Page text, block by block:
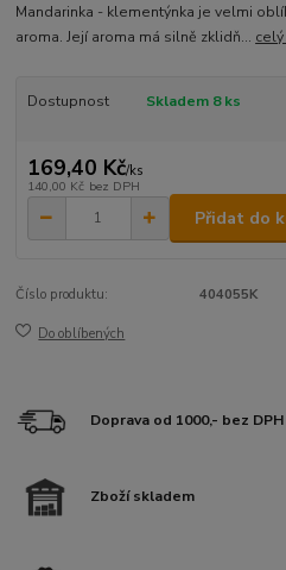
Mandarinka - klementýnka je velmi
aroma. Její aroma má silně zklidň...
Dostupnost Skladem 8 ks
169,40 Kč/ks
140,00 Kč bez DPH
Přidat do
Číslo produktu: 404055K
Do oblíbených
Doprava od 1000,- bez
Zboží skladem